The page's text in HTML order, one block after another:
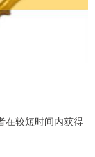
在较短时间内获得